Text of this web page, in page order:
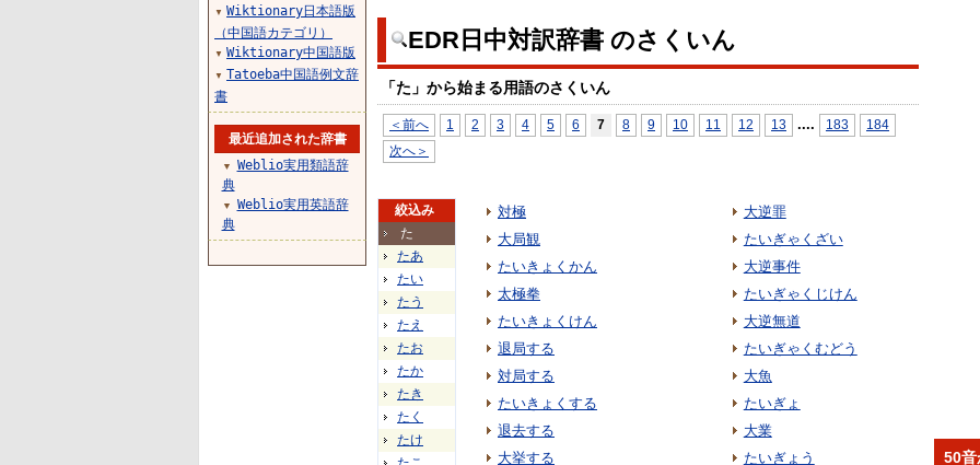
EDR日中対訳辞書 のさくいん
「た」から始まる用語のさくいん
＜前へ 1 2 3 4 5 6 7 8 9 10 11 12 13 .... 183
184
次へ＞
絞込み
た
たあ
たい
たう
たえ
たお
たか
たき
たく
たけ
対極
大局観
たいきょくかん
太極拳
たいきょくけん
退局する
対局する
たいきょくする
退去する
大挙する
大逆罪
たいぎゃくざい
大逆事件
たいぎゃくじけん
大逆無道
たいぎゃくむどう
大魚
たいぎょ
大業
たいぎょう
▼ Wiktionary日本語版
（中国語カテゴリ）
▼ Wiktionary中国語版
▼ Tatoeba中国語例文辞
書
最近追加された辞書
▼
Weblio実用類語辞
典
▼
Weblio実用英語辞
典
50音